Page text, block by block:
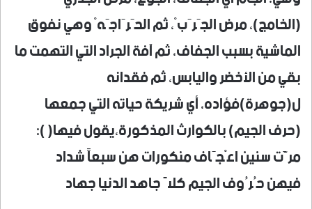
(الخامج)، مرض الجَرَبْ، ثم الحَرَاجَهْ وهي نفوق
الماشية بسبب الجفاف، ثم آفة الجراد التي التهمت ما
بقي من الأخضر واليابس، ثم فقدانه
ل(جوهرة)فؤاده، أي شريكة حياته التي جمعها
(حرف الجيم) بالكوارث المذكورة،يقول فيها( ):
مرَّت سنين اعْجَاف منكورات هن سبعاً شداد
فيهن حُرُوف الجيم كلاً جاهد الدنيا جهاد